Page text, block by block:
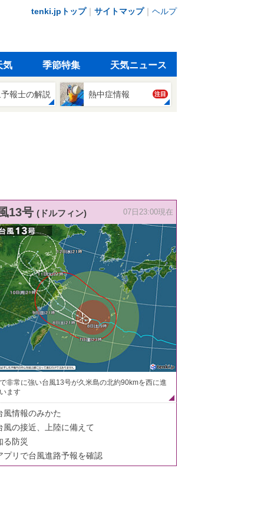
tenki.jpトップ｜ サイトマップ｜ ヘルプ
気 季節特集 天気ニュース
報士の解説 熱中症情報 注目
13号 (ドルフィン) 07日23:00現在
非常に強い台風13号が久米島の北約90kmを西に進
ます
風情報のみかた
風の接近、上陸に備えて
る防災
プリで台風進路予報を確認